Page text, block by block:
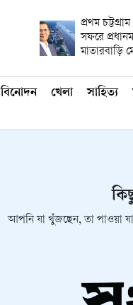
প্রথম
সফরে
মাতারবাড়ি
বিনোদন খেলা সাহিত্য
আপনি যা খুঁজছেন, তা পাওয়া